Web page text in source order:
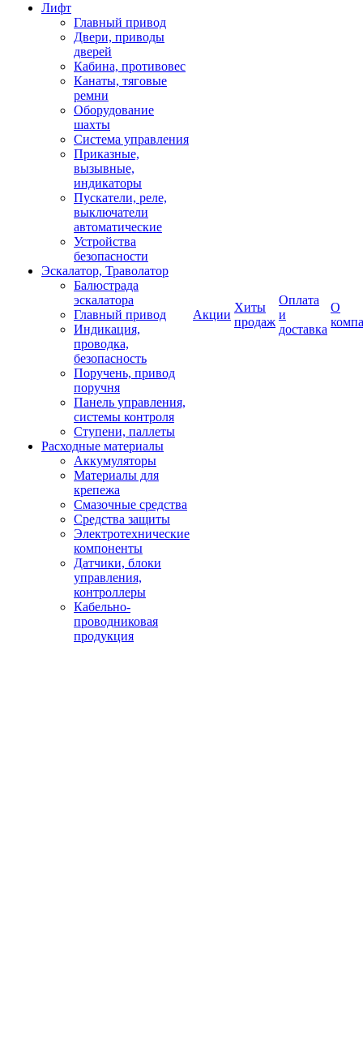
Лифт
Главный привод
Двери, приводы
дверей
Кабина, противовес
Канаты, тяговые
ремни
Оборудование
шахты
Система управления
Приказные,
вызывные,
индикаторы
Пускатели, реле,
выключатели
автоматические
Устройства
безопасности
Эскалатор, Траволатор
Балюстрада
эскалатора
Главный привод
Индикация,
проводка,
безопасность
Поручень, привод
поручня
Панель управления,
системы контроля
Ступени, паллеты
Расходные материалы
Аккумуляторы
Материалы для
крепежа
Смазочные средства
Средства защиты
Электротехнические
компоненты
Датчики, блоки
управления,
контроллеры
Кабельно-
проводниковая
продукция
Акции
Хиты
продаж
Оплата
и
доставка
О